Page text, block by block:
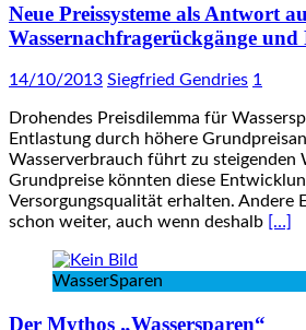
Neue Preissysteme als Antwort
Wassernachfragerückgänge und
14/10/2013 Siegfried Gendries 1
Drohendes Preisdilemma für
Entlastung durch höhere
Wasserverbrauch führt zu steigenden
Grundpreise könnten diese
Versorgungsqualität erhalten. Andere
schon weiter, auch wenn deshalb […]
WasserSparen
Der Mythos „Wassersparen“